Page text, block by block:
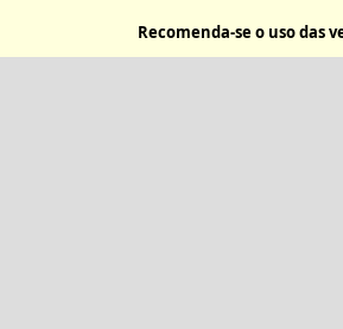
Recomenda-se o uso das